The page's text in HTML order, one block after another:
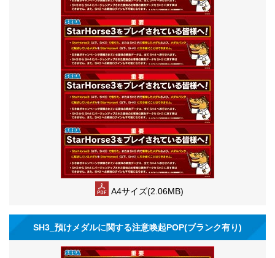
A4サイズ(2.06MB)
SH3_預けメダルに関する注意喚起POP(ブランク有り)